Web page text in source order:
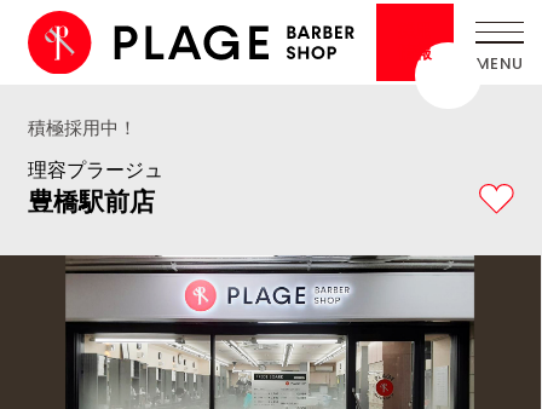
情報
積極採用中！
理容プラージュ
豊橋駅前店